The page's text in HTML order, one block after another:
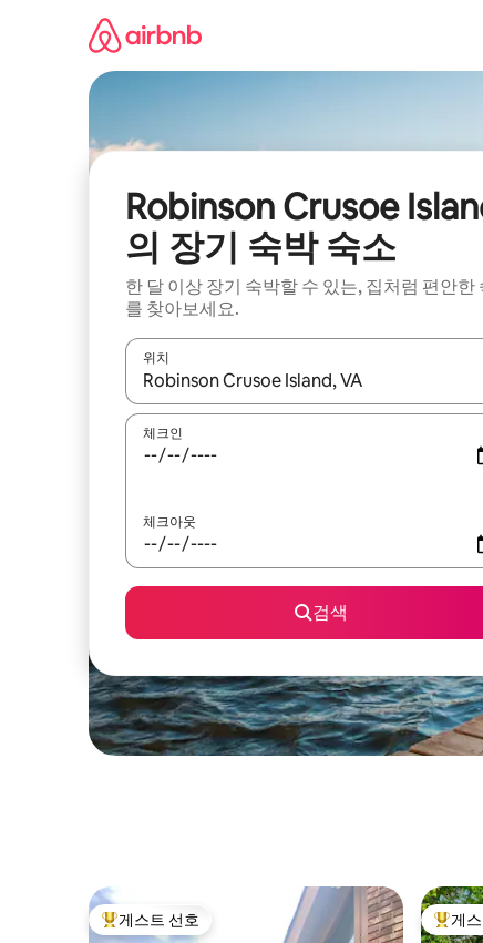
Robinson Crusoe
의 장기 숙박 숙소
한 달 이상 장기 숙박할 수 있는, 집처럼 편안한
를 찾아보세요.
위치
결과가 나오면 위·아래 화살표 키를 사용하거나
체크인
체크아웃
검색
상위 게스트 선호
게스트 선호 상위
게